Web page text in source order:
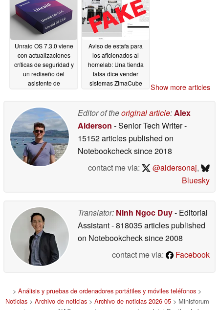
Unraid OS 7.3.0 viene
con actualizaciones
críticas de seguridad y
un rediseño del
asistente de
Aviso de estafa para
los aficionados al
homelab: Una tienda
falsa dice vender
sistemas ZimaCube
Show more articles
Editor of theoriginal article:Alex
Alderson - Senior Tech Writer-
15152 articles published on
Notebookchecksince 2018
contact me via:
@aldersonaj,
Bluesky
Translator: Ninh Ngoc Duy- Editorial
Assistant- 818035 articles published
on Notebookchecksince 2008
contact me via:
Facebook
> Análisis y pruebas de ordenadores portátiles y móviles teléfonos >
Noticias> Archivo de noticias> Archivo de noticias 2026 05> Minisforum